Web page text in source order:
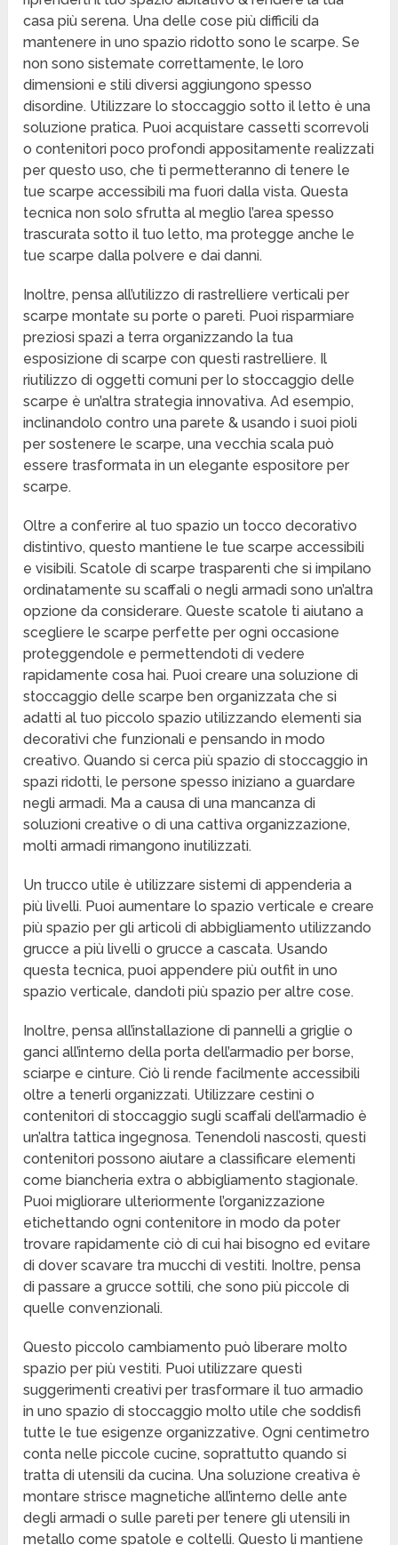
casa più serena. Una delle cose più difficili da
mantenere in uno spazio ridotto sono le scarpe. Se
non sono sistemate correttamente, le loro
dimensioni e stili diversi aggiungono spesso
disordine. Utilizzare lo stoccaggio sotto il letto è una
soluzione pratica. Puoi acquistare cassetti scorrevoli
o contenitori poco profondi appositamente realizzati
per questo uso, che ti permetteranno di tenere le
tue scarpe accessibili ma fuori dalla vista. Questa
tecnica non solo sfrutta al meglio l’area spesso
trascurata sotto il tuo letto, ma protegge anche le
tue scarpe dalla polvere e dai danni.
Inoltre, pensa all’utilizzo di rastrelliere verticali per
scarpe montate su porte o pareti. Puoi risparmiare
preziosi spazi a terra organizzando la tua
esposizione di scarpe con questi rastrelliere. Il
riutilizzo di oggetti comuni per lo stoccaggio delle
scarpe è un’altra strategia innovativa. Ad esempio,
inclinandolo contro una parete & usando i suoi pioli
per sostenere le scarpe, una vecchia scala può
essere trasformata in un elegante espositore per
scarpe.
Oltre a conferire al tuo spazio un tocco decorativo
distintivo, questo mantiene le tue scarpe accessibili
e visibili. Scatole di scarpe trasparenti che si impilano
ordinatamente su scaffali o negli armadi sono un’altra
opzione da considerare. Queste scatole ti aiutano a
scegliere le scarpe perfette per ogni occasione
proteggendole e permettendoti di vedere
rapidamente cosa hai. Puoi creare una soluzione di
stoccaggio delle scarpe ben organizzata che si
adatti al tuo piccolo spazio utilizzando elementi sia
decorativi che funzionali e pensando in modo
creativo. Quando si cerca più spazio di stoccaggio in
spazi ridotti, le persone spesso iniziano a guardare
negli armadi. Ma a causa di una mancanza di
soluzioni creative o di una cattiva organizzazione,
molti armadi rimangono inutilizzati.
Un trucco utile è utilizzare sistemi di appenderia a
più livelli. Puoi aumentare lo spazio verticale e creare
più spazio per gli articoli di abbigliamento utilizzando
grucce a più livelli o grucce a cascata. Usando
questa tecnica, puoi appendere più outfit in uno
spazio verticale, dandoti più spazio per altre cose.
Inoltre, pensa all’installazione di pannelli a griglie o
ganci all’interno della porta dell’armadio per borse,
sciarpe e cinture. Ciò li rende facilmente accessibili
oltre a tenerli organizzati. Utilizzare cestini o
contenitori di stoccaggio sugli scaffali dell’armadio è
un’altra tattica ingegnosa. Tenendoli nascosti, questi
contenitori possono aiutare a classificare elementi
come biancheria extra o abbigliamento stagionale.
Puoi migliorare ulteriormente l’organizzazione
etichettando ogni contenitore in modo da poter
trovare rapidamente ciò di cui hai bisogno ed evitare
di dover scavare tra mucchi di vestiti. Inoltre, pensa
di passare a grucce sottili, che sono più piccole di
quelle convenzionali.
Questo piccolo cambiamento può liberare molto
spazio per più vestiti. Puoi utilizzare questi
suggerimenti creativi per trasformare il tuo armadio
in uno spazio di stoccaggio molto utile che soddisfi
tutte le tue esigenze organizzative. Ogni centimetro
conta nelle piccole cucine, soprattutto quando si
tratta di utensili da cucina. Una soluzione creativa è
montare strisce magnetiche all’interno delle ante
degli armadi o sulle pareti per tenere gli utensili in
metallo come spatole e coltelli. Questo li mantiene